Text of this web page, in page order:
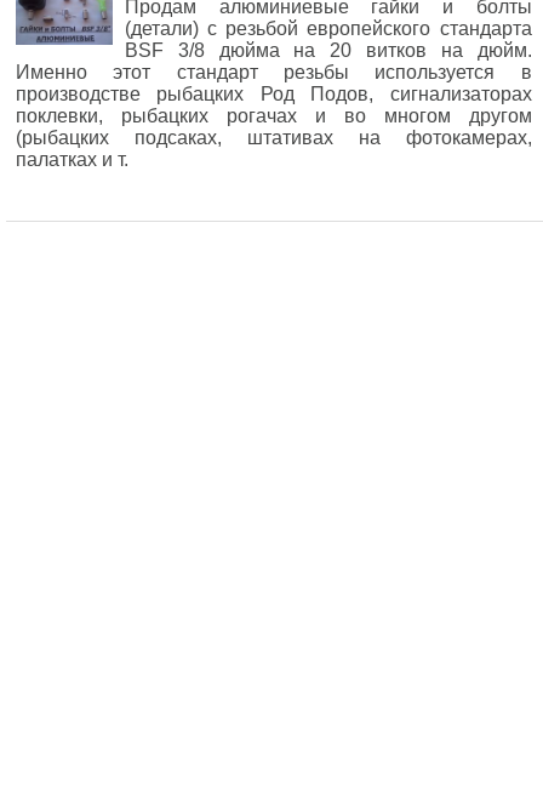
Продам алюминиевые гайки и болты
(детали) с резьбой европейского стандарта
BSF 3/8 дюйма на 20 витков на дюйм.
Именно этот стандарт резьбы используется в
производстве рыбацких Род Подов, сигнализаторах
поклевки, рыбацких рогачах и во многом другом
(рыбацких подсаках, штативах на фотокамерах,
палатках и т.